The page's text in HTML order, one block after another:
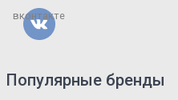
вконтакте
Популярные бренды